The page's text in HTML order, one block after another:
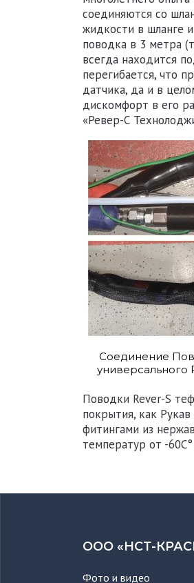
соединяются со
жидкости в шланге
поводка в 3 метра
всегда находится
перегибается, что
датчика, да и в
дискомфорт в его
«Ревер-С
Соединение
универсального
Поводки Rever-S
покрытия, как
фитингами из
температур от -
ООО «НСТ-
Фото и видео